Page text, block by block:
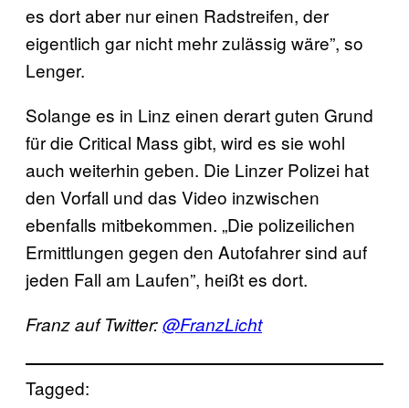
es dort aber nur einen Radstreifen, der
eigentlich gar nicht mehr zulässig wäre”, so
Lenger.
Solange es in Linz einen derart guten Grund
für die Critical Mass gibt, wird es sie wohl
auch weiterhin geben. Die Linzer Polizei hat
den Vorfall und das Video inzwischen
ebenfalls mitbekommen. „Die polizeilichen
Ermittlungen gegen den Autofahrer sind auf
jeden Fall am Laufen”, heißt es dort.
Franz auf Twitter:@FranzLicht
Tagged: